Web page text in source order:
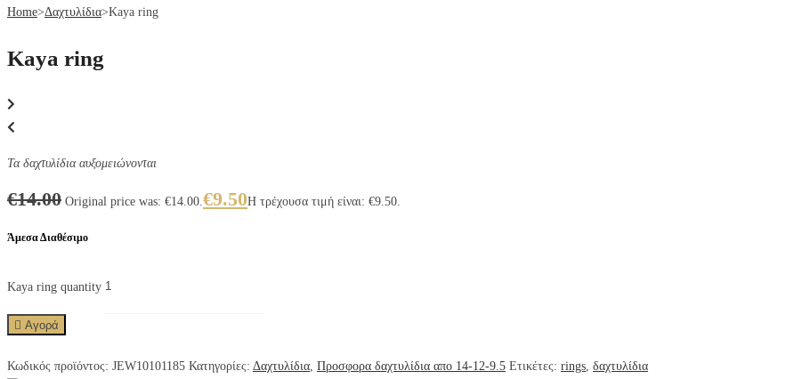
Home>Δαχτυλίδια>Kaya ring
Kaya ring
Τα δαχτυλίδια αυξομειώνονται
€14.00 Original price was: €14.00. €9.50Η τρέχουσα τιμή είναι: €9.50.
Άμεσα Διαθέσιμο
Kaya ring quantity
Αγορά
Κωδικός προϊόντος: JEW10101185 Κατηγορίες: Δαχτυλίδια Προσφορα δαχτυλίδια απο 14-12-9.5 Ετικέτες: rings δαχτυλίδια